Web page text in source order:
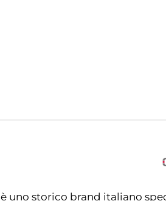
è uno storico brand italiano